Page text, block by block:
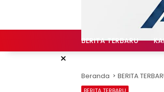
BERITA TERBARU
×
Beranda BERITA